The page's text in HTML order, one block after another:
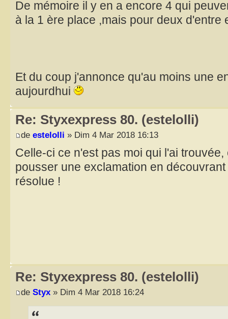
De mémoire il y en a encore 4 qui
à la 1 ère place ,mais pour deux d'entre
Et du coup j'annonce qu'au moins une
aujourdhui
Re: Styxexpress 80. (estelolli)
de estelolli » Dim 4 Mar 2018 16:13
Celle-ci ce n'est pas moi qui l'ai
pousser une exclamation en
résolue !
Re: Styxexpress 80. (estelolli)
de Styx » Dim 4 Mar 2018 16:24